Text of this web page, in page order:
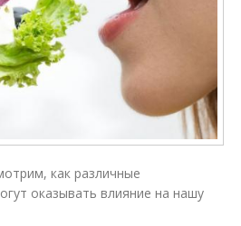
как различные
оказывать влияние на нашу